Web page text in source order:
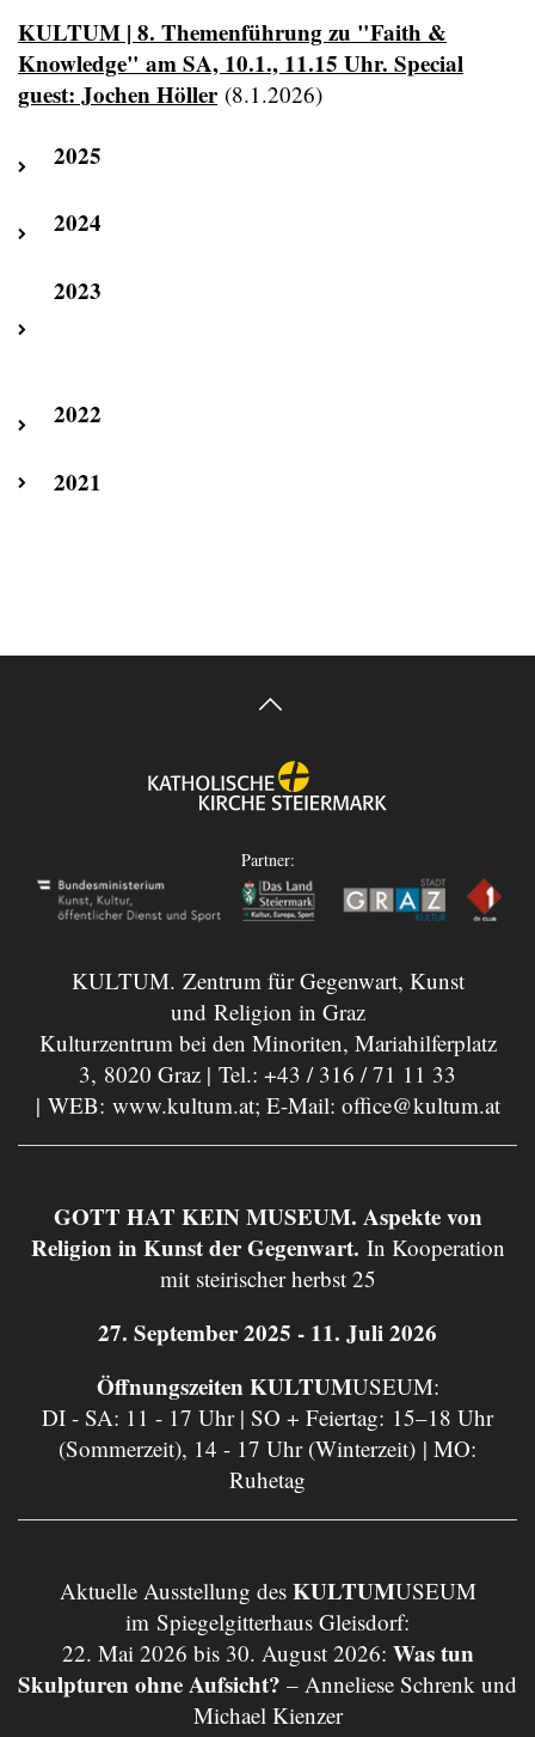
KULTUM | 8. Themenführung zu "Faith &
Knowledge" am SA, 10.1., 11.15 Uhr. Special
guest: Jochen Höller (8.1.2026)
2025
2024
2023
2022
2021
Partner:
KULTUM. Zentrum für Gegenwart, Kunst
und Religion in Graz
Kulturzentrum bei den Minoriten, Mariahilferplatz
3, 8020 Graz | Tel.: +43 / 316 / 71 11 33
| WEB: www.kultum.at; E-Mail: office@kultum.at
GOTT HAT KEIN MUSEUM. Aspekte von
Religion in Kunst der Gegenwart. In Kooperation
mit steirischer herbst 25
27. September 2025 - 11. Juli 2026
Öffnungszeiten KULTUMUSEUM:
DI - SA: 11 - 17 Uhr | SO + Feiertag: 15–18 Uhr
(Sommerzeit), 14 - 17 Uhr (Winterzeit) | MO:
Ruhetag
Aktuelle Ausstellung des KULTUMUSEUM
im Spiegelgitterhaus Gleisdorf:
22. Mai 2026 bis 30. August 2026: Was tun
Skulpturen ohne Aufsicht? – Anneliese Schrenk und
Michael Kienzer